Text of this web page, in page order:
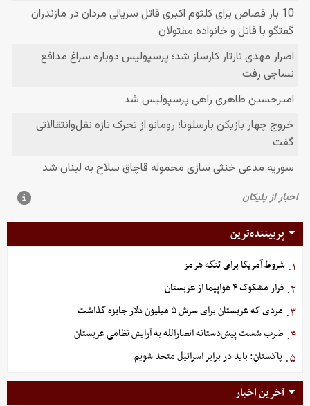
پربیننده‌ترین
۱. شروط آمریکا برای تنگه هرمز
۲. فرار مشکوک ۴ هواپیما از عربستان
۳. مردی که عربستان برای سرش ۵ میلیون دلار جایزه گذاشت
۴. ضرب شست پیش‌دستانه انصارالله به آرایش نظامی عربستان
۵. پاکستان: باید در برابر اسرائیل متحد شویم
آخرین اخبار